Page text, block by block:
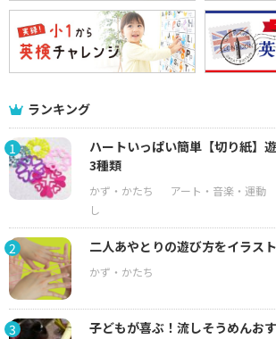
ランキング
1
ハートいっぱい簡単【切り紙】
3種類
2 二人あやとりの遊び方をイラス
3 子どもが喜ぶ！流しそうめんお